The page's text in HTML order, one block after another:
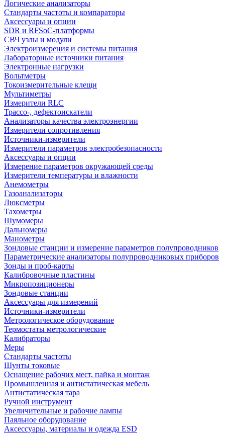
Логические анализаторы
Стандарты частоты и компараторы
Аксессуары и опции
SDR и RFSoC‑платформы
СВЧ узлы и модули
Электроизмерения и системы питания
Лабораторные источники питания
Электронные нагрузки
Вольтметры
Токоизмерительные клещи
Мультиметры
Измерители RLC
Трассо-, дефектоискатели
Анализаторы качества электроэнергии
Измерители сопротивления
Источники-измерители
Измерители параметров электробезопасности
Аксессуары и опции
Измерение параметров окружающей среды
Измерители температуры и влажности
Анемометры
Газоанализаторы
Люксметры
Тахометры
Шумомеры
Дальномеры
Манометры
Зондовые станции и измерение параметров полупроводников
Параметрические анализаторы полупроводниковых приборов
Зонды и проб-карты
Калибровочные пластины
Микропозиционеры
Зондовые станции
Аксессуары для измерений
Источники-измерители
Метрологическое оборудование
Термостаты метрологические
Калибраторы
Меры
Стандарты частоты
Шунты токовые
Оснащение рабочих мест, пайка и монтаж
Промышленная и антистатическая мебель
Антистатическая тара
Ручной инструмент
Увеличительные и рабочие лампы
Паяльное оборудование
Аксессуары, материалы и одежда ESD